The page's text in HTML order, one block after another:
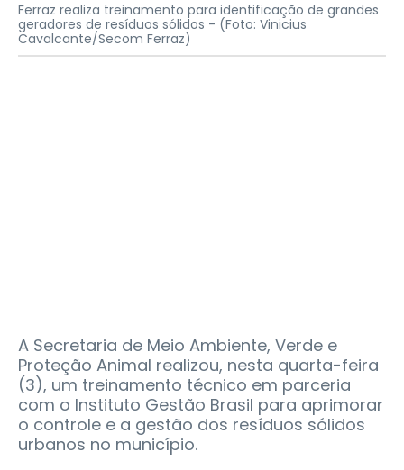
Ferraz realiza treinamento para identificação de grandes
geradores de resíduos sólidos - (Foto: Vinicius
Cavalcante/Secom Ferraz)
A Secretaria de Meio Ambiente, Verde e
Proteção Animal realizou, nesta quarta-feira
(3), um treinamento técnico em parceria
com o Instituto Gestão Brasil para aprimorar
o controle e a gestão dos resíduos sólidos
urbanos no município.